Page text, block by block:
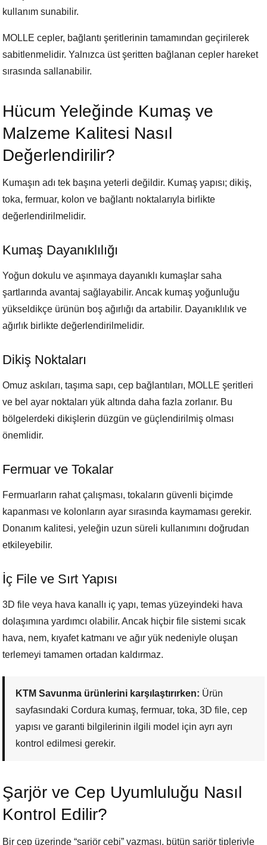
kullanım sunabilir.
MOLLE cepler, bağlantı şeritlerinin tamamından geçirilerek
sabitlenmelidir. Yalnızca üst şeritten bağlanan cepler hareket
sırasında sallanabilir.
Hücum Yeleğinde Kumaş ve
Malzeme Kalitesi Nasıl
Değerlendirilir?
Kumaşın adı tek başına yeterli değildir. Kumaş yapısı; dikiş,
toka, fermuar, kolon ve bağlantı noktalarıyla birlikte
değerlendirilmelidir.
Kumaş Dayanıklılığı
Yoğun dokulu ve aşınmaya dayanıklı kumaşlar saha
şartlarında avantaj sağlayabilir. Ancak kumaş yoğunluğu
yükseldikçe ürünün boş ağırlığı da artabilir. Dayanıklılık ve
ağırlık birlikte değerlendirilmelidir.
Dikiş Noktaları
Omuz askıları, taşıma sapı, cep bağlantıları, MOLLE şeritleri
ve bel ayar noktaları yük altında daha fazla zorlanır. Bu
bölgelerdeki dikişlerin düzgün ve güçlendirilmiş olması
önemlidir.
Fermuar ve Tokalar
Fermuarların rahat çalışması, tokaların güvenli biçimde
kapanması ve kolonların ayar sırasında kaymaması gerekir.
Donanım kalitesi, yeleğin uzun süreli kullanımını doğrudan
etkileyebilir.
İç File ve Sırt Yapısı
3D file veya hava kanallı iç yapı, temas yüzeyindeki hava
dolaşımına yardımcı olabilir. Ancak hiçbir file sistemi sıcak
hava, nem, kıyafet katmanı ve ağır yük nedeniyle oluşan
terlemeyi tamamen ortadan kaldırmaz.
KTM Savunma ürünlerini karşılaştırırken: Ürün
sayfasındaki Cordura kumaş, fermuar, toka, 3D file, cep
yapısı ve garanti bilgilerinin ilgili model için ayrı ayrı
kontrol edilmesi gerekir.
Şarjör ve Cep Uyumluluğu Nasıl
Kontrol Edilir?
Bir cep üzerinde “şarjör cebi” yazması, bütün şarjör tipleriyle